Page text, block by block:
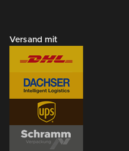
Versand mit